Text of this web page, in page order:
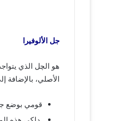
جل الألوفيرا
هو الچل الذي
الأصلي، بالإضافة
قومي بوضع